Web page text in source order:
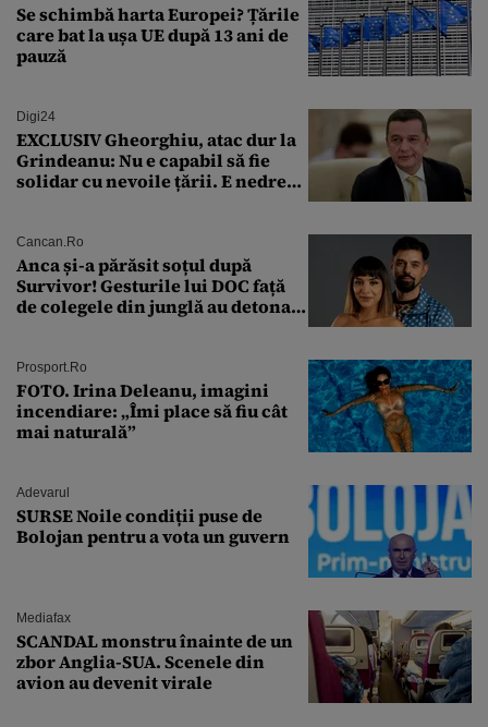
Se schimbă harta Europei? Țările
care bat la ușa UE după 13 ani de
pauză
Digi24
EXCLUSIV Gheorghiu, atac dur la
Grindeanu: Nu e capabil să fie
solidar cu nevoile țării. E nedrept
Cancan.ro
Anca și-a părăsit soțul după
Survivor! Gesturile lui DOC față
de colegele din junglă au detonat
Prosport.ro
FOTO. Irina Deleanu, imagini
incendiare: „Îmi place să fiu cât
mai naturală”
Adevarul
SURSE Noile condiții puse de
Bolojan pentru a vota un guvern
Mediafax
SCANDAL monstru înainte de un
zbor Anglia-SUA. Scenele din
avion au devenit virale